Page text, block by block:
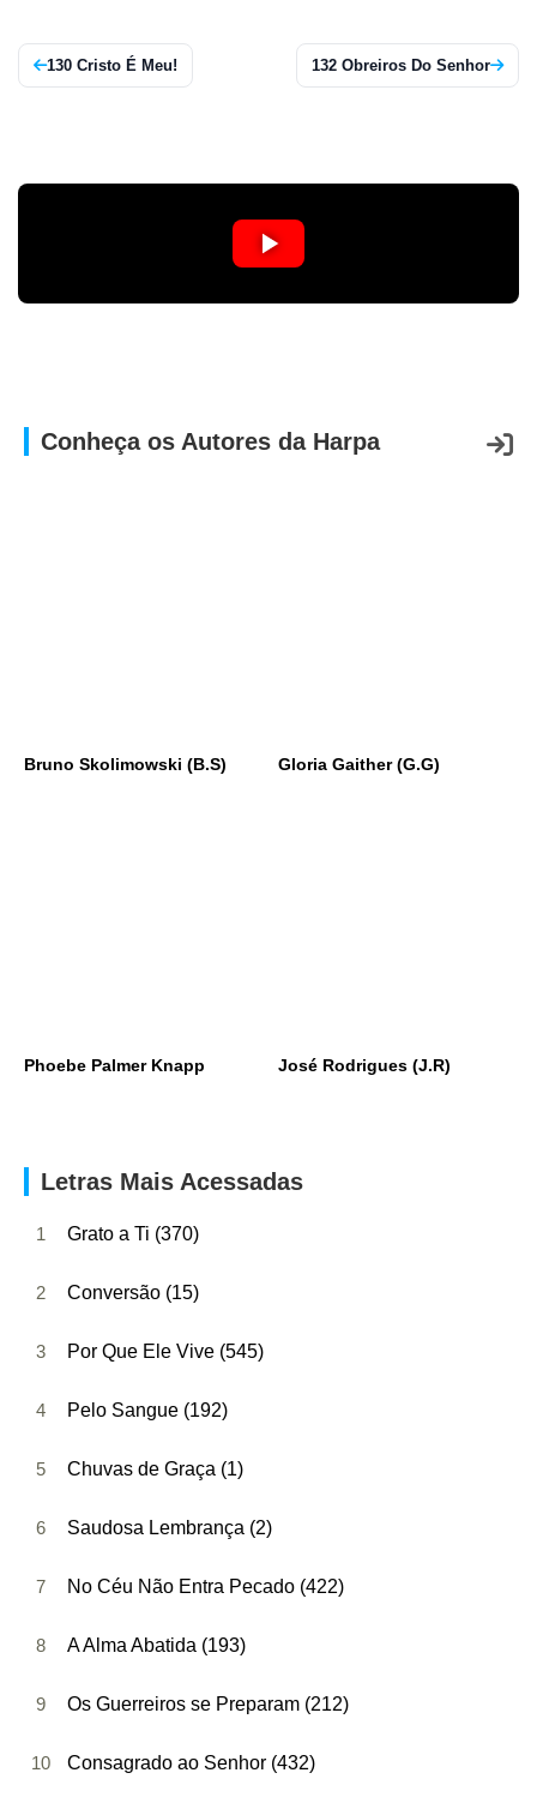
130 Cristo É Meu! 132 Obreiros Do Senhor
Conheça os Autores da Harpa
Bruno Skolimowski (B.S) Gloria Gaither (G.G)
Phoebe Palmer Knapp José Rodrigues (J.R)
Letras Mais Acessadas
1 Grato a Ti (370)
2 Conversão (15)
3 Por Que Ele Vive (545)
4 Pelo Sangue (192)
5 Chuvas de Graça (1)
6 Saudosa Lembrança (2)
7 No Céu Não Entra Pecado (422)
8 A Alma Abatida (193)
9 Os Guerreiros se Preparam (212)
10 Consagrado ao Senhor (432)